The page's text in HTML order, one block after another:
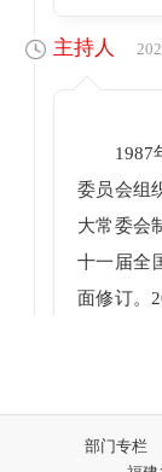
主持人
1987年
委员会组
大常委会
十一届全
面修订。
部门专栏